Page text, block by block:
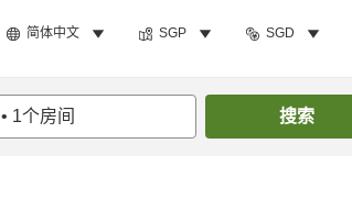
简体中文 SGP SGD
• 1个房间 搜索